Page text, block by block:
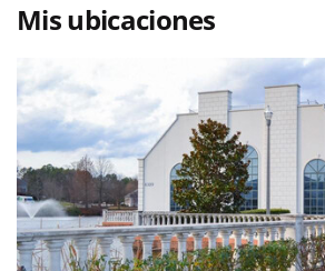
Mis ubicaciones